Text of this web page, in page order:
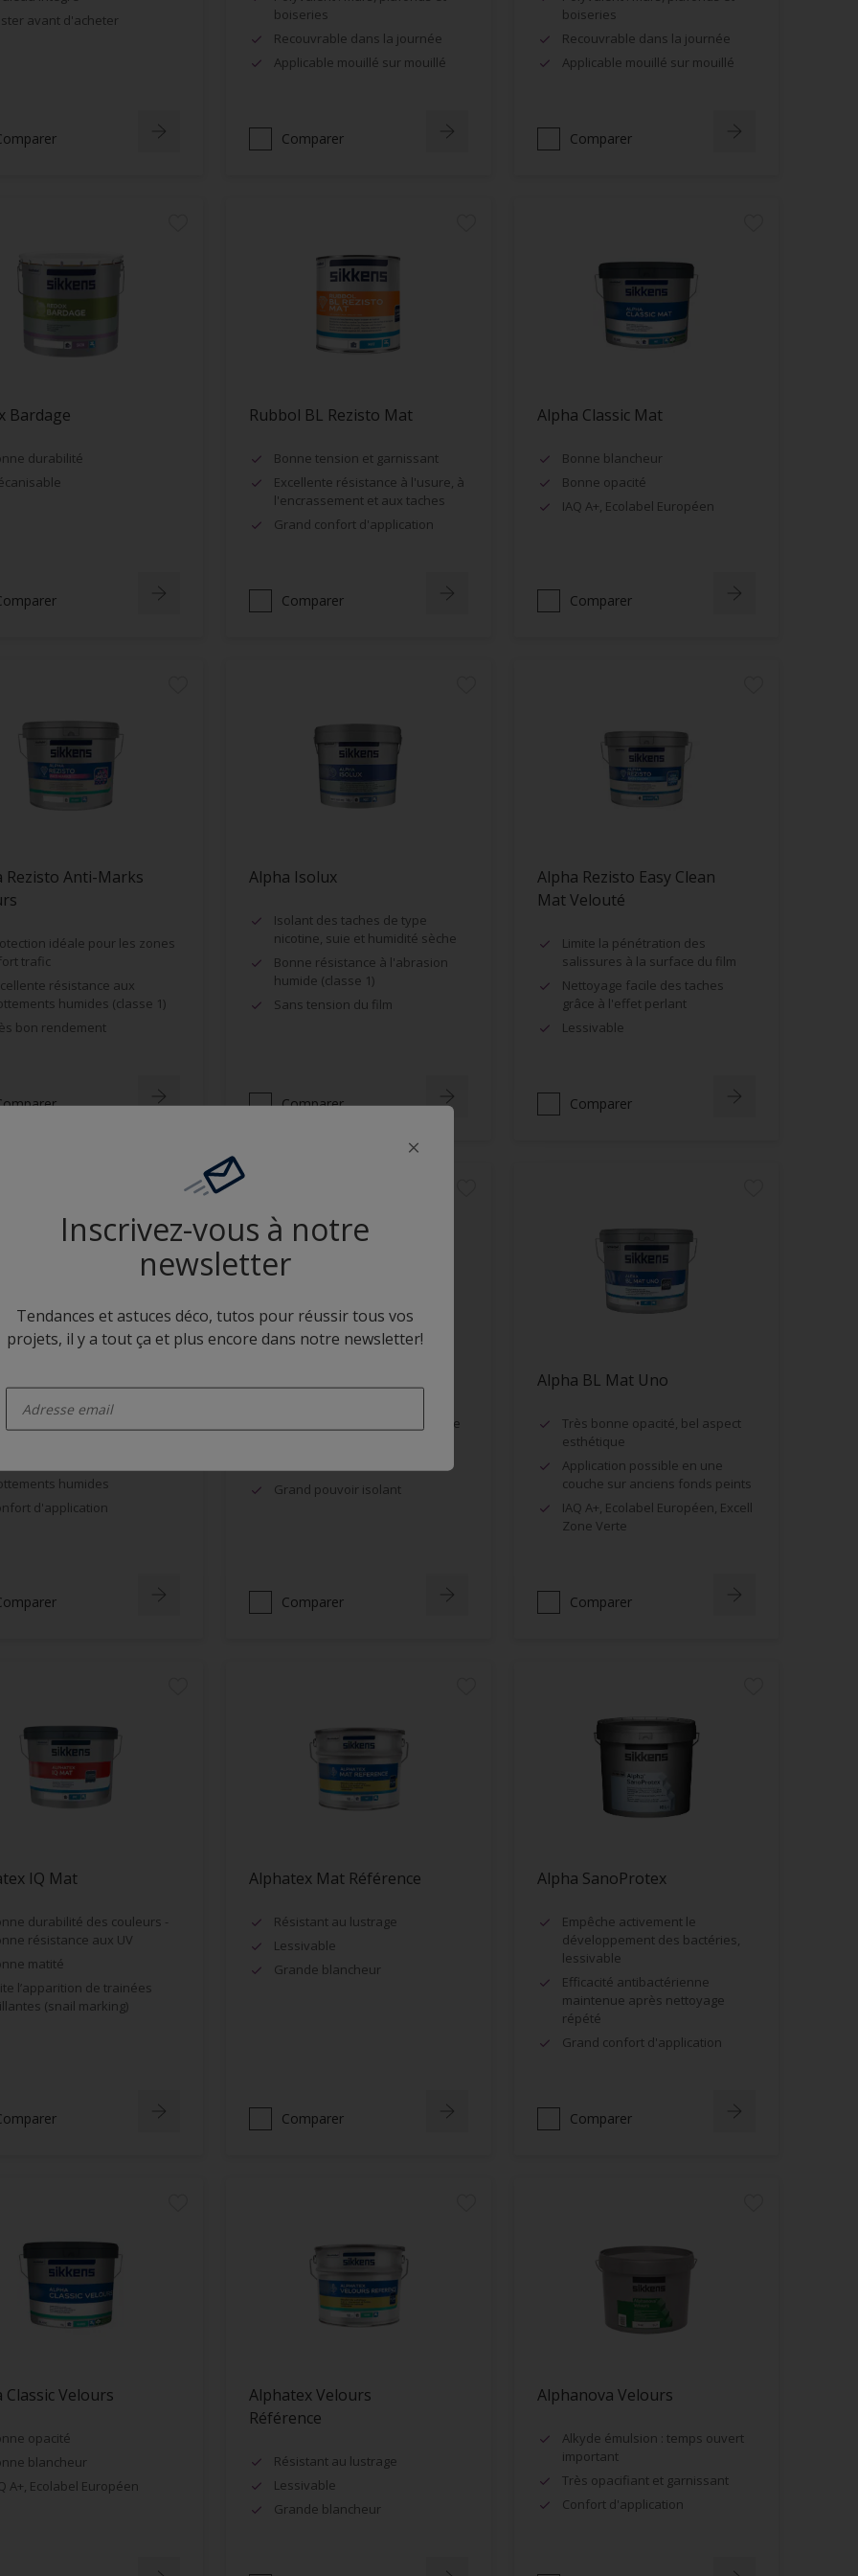
avant d'acheter
boiseries
Recouvrable dans la journée
Applicable mouillé sur mouillé
Comparer
boiseries
Recouvrable dans la journée
Applicable mouillé sur mouillé
Comparer
Bardage
durabilité
Rubbol BL Rezisto Mat
Bonne tension et garnissant
Excellente résistance à l'usure, à
l'encrassement et aux taches
Grand confort d'application
Comparer
Alpha Classic Mat
Bonne blancheur
Bonne opacité
IAQ A+, Ecolabel Européen
Comparer
Rezisto Anti-Marks
idéale pour les zones
trafic
résistance aux
humides (classe 1)
bon rendement
Alpha Isolux
Isolant des taches de type
nicotine, suie et humidité sèche
Bonne résistance à l'abrasion
humide (classe 1)
Sans tension du film
Comparer
Alpha Rezisto Easy Clean
Mat Velouté
Limite la pénétration des
salissures à la surface du film
Nettoyage facile des taches
grâce à l'effet perlant
Lessivable
Comparer
Velours
humides
d'application
Impression + finition & Teintable
Grand pouvoir isolant
Comparer
Alpha BL Mat Uno
Très bonne opacité, bel aspect
esthétique
Application possible en une
couche sur anciens fonds peints
IAQ A+, Ecolabel Européen, Excell
Zone Verte
Comparer
IQ Mat
durabilité des couleurs -
résistance aux UV
matité
l’apparition de trainées
(snail marking)
Alphatex Mat Référence
Résistant au lustrage
Lessivable
Grande blancheur
Comparer
Alpha SanoProtex
Empêche activement le
développement des bactéries,
lessivable
Efficacité antibactérienne
maintenue après nettoyage
répété
Grand confort d'application
Comparer
Classic Velours
opacité
blancheur
A+, Ecolabel Européen
Alphatex Velours
Référence
Résistant au lustrage
Lessivable
Grande blancheur
Alphanova Velours
Alkyde émulsion : temps ouvert
important
Très opacifiant et garnissant
Confort d'application
Inscrivez-vous à notre
newsletter
Tendances et astuces déco, tutos pour réussir tous vos
projets, il y a tout ça et plus encore dans notre newsletter!